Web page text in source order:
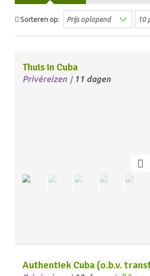
Sorteren op:
Thuis in Cuba
Privéreizen / 11 dagen
Authentiek Cuba (o.b.v.